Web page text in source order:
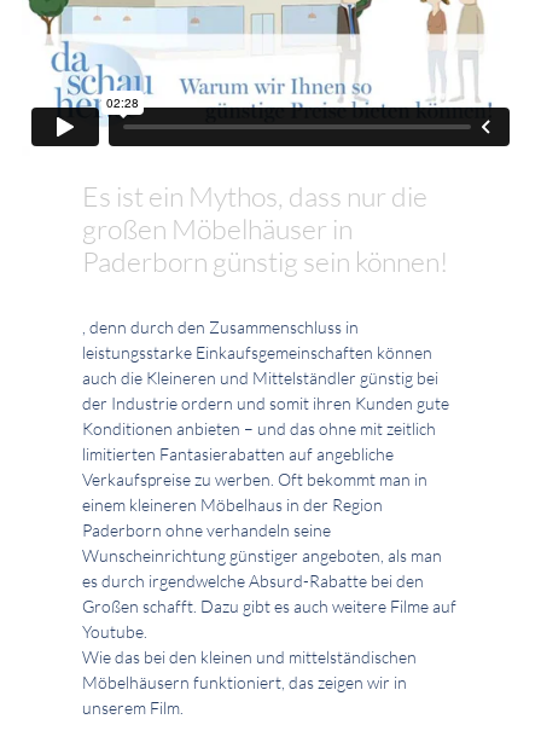
Es ist ein Mythos, dass nur die
großen Möbelhäuser in
Paderborn günstig sein können!
, denn durch den Zusammenschluss in
leistungsstarke Einkaufsgemeinschaften können
auch die Kleineren und Mittelständler günstig bei
der Industrie ordern und somit ihren Kunden gute
Konditionen anbieten – und das ohne mit zeitlich
limitierten Fantasierabatten auf angebliche
Verkaufspreise zu werben. Oft bekommt man in
einem kleineren Möbelhaus in der Region
Paderborn ohne verhandeln seine
Wunscheinrichtung günstiger angeboten, als man
es durch irgendwelche Absurd-Rabatte bei den
Großen schafft. Dazu gibt es auch weitere Filme auf
Youtube.
Wie das bei den kleinen und mittelständischen
Möbelhäusern funktioniert, das zeigen wir in
unserem Film.